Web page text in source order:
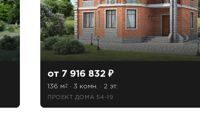
от 7 916 832 ₽
136 м 2 · 3 комн. · 2 эт.
ПРОЕКТ ДОМА 54-19